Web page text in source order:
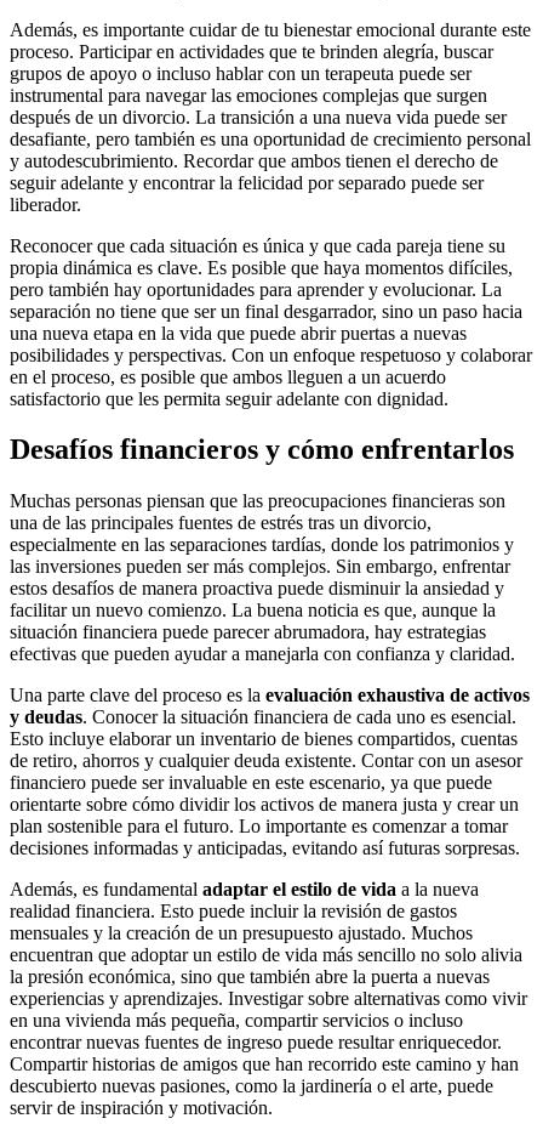
Además, es importante cuidar de tu bienestar emocional durante este
proceso. Participar en actividades que te brinden alegría, buscar
grupos de apoyo o incluso hablar con un terapeuta puede ser
instrumental para navegar las emociones complejas que surgen
después de un divorcio. La transición a una nueva vida puede ser
desafiante, pero también es una oportunidad de crecimiento personal
y autodescubrimiento. Recordar que ambos tienen el derecho de
seguir adelante y encontrar la felicidad por separado puede ser
liberador.
Reconocer que cada situación es única y que cada pareja tiene su
propia dinámica es clave. Es posible que haya momentos difíciles,
pero también hay oportunidades para aprender y evolucionar. La
separación no tiene que ser un final desgarrador, sino un paso hacia
una nueva etapa en la vida que puede abrir puertas a nuevas
posibilidades y perspectivas. Con un enfoque respetuoso y colaborar
en el proceso, es posible que ambos lleguen a un acuerdo
satisfactorio que les permita seguir adelante con dignidad.
Desafíos financieros y cómo enfrentarlos
Muchas personas piensan que las preocupaciones financieras son
una de las principales fuentes de estrés tras un divorcio,
especialmente en las separaciones tardías, donde los patrimonios y
las inversiones pueden ser más complejos. Sin embargo, enfrentar
estos desafíos de manera proactiva puede disminuir la ansiedad y
facilitar un nuevo comienzo. La buena noticia es que, aunque la
situación financiera puede parecer abrumadora, hay estrategias
efectivas que pueden ayudar a manejarla con confianza y claridad.
Una parte clave del proceso es la evaluación exhaustiva de activos
y deudas. Conocer la situación financiera de cada uno es esencial.
Esto incluye elaborar un inventario de bienes compartidos, cuentas
de retiro, ahorros y cualquier deuda existente. Contar con un asesor
financiero puede ser invaluable en este escenario, ya que puede
orientarte sobre cómo dividir los activos de manera justa y crear un
plan sostenible para el futuro. Lo importante es comenzar a tomar
decisiones informadas y anticipadas, evitando así futuras sorpresas.
Además, es fundamental adaptar el estilo de vida a la nueva
realidad financiera. Esto puede incluir la revisión de gastos
mensuales y la creación de un presupuesto ajustado. Muchos
encuentran que adoptar un estilo de vida más sencillo no solo alivia
la presión económica, sino que también abre la puerta a nuevas
experiencias y aprendizajes. Investigar sobre alternativas como vivir
en una vivienda más pequeña, compartir servicios o incluso
encontrar nuevas fuentes de ingreso puede resultar enriquecedor.
Compartir historias de amigos que han recorrido este camino y han
descubierto nuevas pasiones, como la jardinería o el arte, puede
servir de inspiración y motivación.